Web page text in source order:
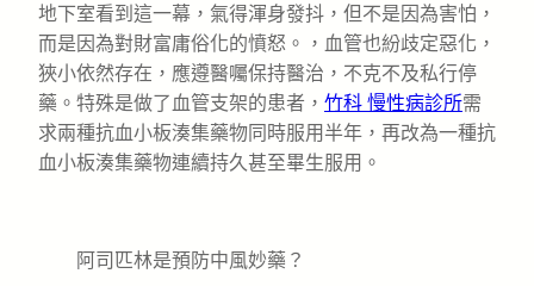
地下室看到這一幕，氣得渾身發抖，但不是因為害怕，
而是因為對財富庸俗化的憤怒。，血管也紛歧定惡化，
狹小依然存在，應遵醫囑保持醫治，不克不及私行停
藥。特殊是做了血管支架的患者， 竹科 慢性病診所需
求兩種抗血小板湊集藥物同時服用半年，再改為一種抗
血小板湊集藥物連續持久甚至畢生服用。
阿司匹林是預防中風妙藥？